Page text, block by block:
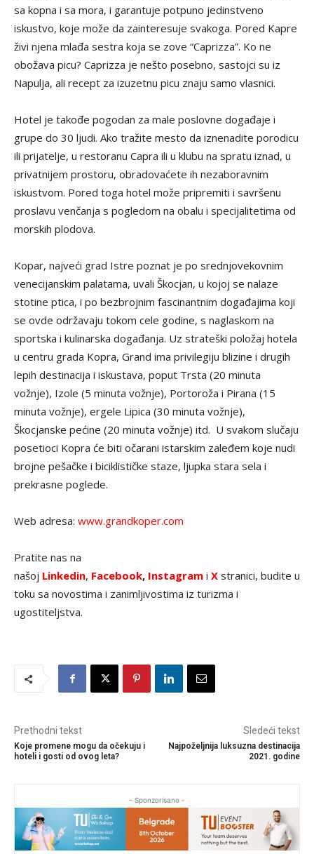
sa kopna i sa mora, i garantuje potpuno jedinstveno
iskustvo, koje može da zainteresuje svakoga. Pored Kapre
živi njena mlađa sestra koja se zove “Caprizza”. Ko ne
obožava picu? Caprizza je nešto posebno, sastojci su iz
Napulja, ali recept za izuzetnu picu znaju samo vlasnici.
Hotel je takođe pogodan za male poslovne događaje i
grupe do 30 ljudi. Ako tražite mesto da iznenadite porodicu
ili prijatelje, u restoranu Capra ili u klubu na spratu iznad, u
privatnijem prostoru, obradovaćete ih nezaboravnim
iskustvom. Pored toga hotel može pripremiti i savršenu
proslavu venčanja s pogledom na obalu i specijalitetima od
morskih plodova.
Kopar, najveći grad Istre poznat je po srednjovekovnim
venecijanskim palatama, uvali Škocjan, u kojoj se nalaze
stotine ptica, i po bezbrojnim fascinantnim događajima koji
se ovde održavaju tokom cele godine, s naglaskom na
sportska i kulinarska događanja. Uz strateški položaj hotela
u centru grada Kopra, Grand ima privilegiju blizine i drugih
lepih destinacija i iskustava, poput Trsta (20 minuta
vožnje), Izole (5 minuta vožnje), Portoroža i Pirana (15
minuta vožnje), ergele Lipica (30 minuta vožnje),
Škocjanske pećine (20 minuta vožnje) itd. U svakom slučaju
posetioci Kopra će biti očarani istarskim zaleđem koje nudi
brojne pešačke i biciklističke staze, ljupka stara sela i
prekrasne poglede.
Web adresa: www.grandkoper.com
Pratite nas na
našoj Linkedin, Facebook, Instagram i X stranici, budite u
toku sa novostima i zanimljivostima iz turizma i
ugostiteljstva.
Prethodni tekst
Koje promene mogu da očekuju i
hoteli i gosti od ovog leta?
Sledeći tekst
Najpoželjnija luksuzna destinacija
2021. godine
- Sponzorisano -